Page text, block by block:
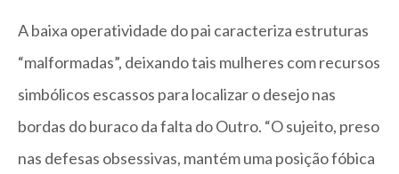
A baixa operatividade do pai caracteriza estruturas
“malformadas”, deixando tais mulheres com recursos
simbólicos escassos para localizar o desejo nas
bordas do buraco da falta do Outro. “O sujeito, preso
nas defesas obsessivas, mantém uma posição fóbica